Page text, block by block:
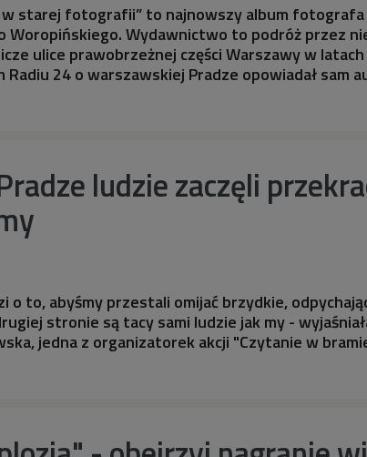
w starej fotografii” to najnowszy album fotografa
Woropińskiego. Wydawnictwo to podróż przez
ulice prawobrzeżnej części Warszawy w
Radiu 24 o warszawskiej Pradze opowiadał sam
ludzie zaczęli
o to, abyśmy przestali omijać brzydkie,
stronie są tacy sami ludzie jak my -
jedna z organizatorek akcji "Czytanie w